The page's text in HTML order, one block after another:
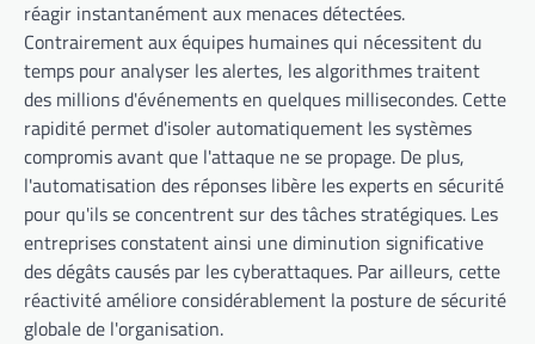
réagir instantanément aux menaces détectées.
Contrairement aux équipes humaines qui nécessitent du
temps pour analyser les alertes, les algorithmes traitent
des millions d'événements en quelques millisecondes. Cette
rapidité permet d'isoler automatiquement les systèmes
compromis avant que l'attaque ne se propage. De plus,
l'automatisation des réponses libère les experts en sécurité
pour qu'ils se concentrent sur des tâches stratégiques. Les
entreprises constatent ainsi une diminution significative
des dégâts causés par les cyberattaques. Par ailleurs, cette
réactivité améliore considérablement la posture de sécurité
globale de l'organisation.